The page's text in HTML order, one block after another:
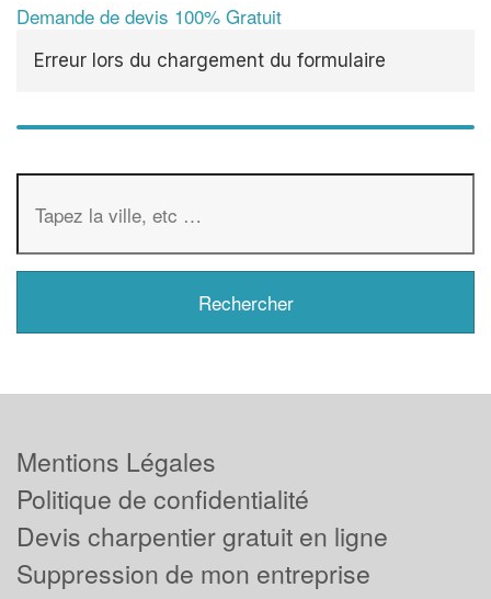
Demande de devis 100% Gratuit
Erreur lors du chargement du formulaire
Mentions Légales
Politique de confidentialité
Devis charpentier gratuit en ligne
Suppression de mon entreprise